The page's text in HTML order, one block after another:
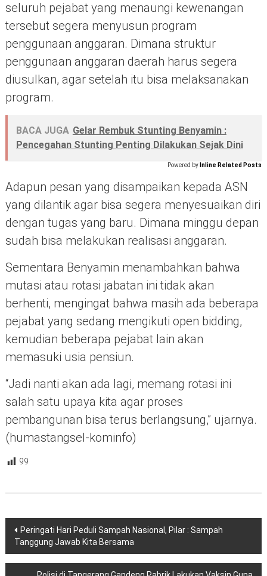
seluruh pejabat yang menaungi kewenangan
tersebut segera menyusun program
penggunaan anggaran. Dimana struktur
penggunaan anggaran daerah harus segera
diusulkan, agar setelah itu bisa melaksanakan
program.
BACA JUGA Gelar Rembuk Stunting Benyamin :
Pencegahan Stunting Penting Dilakukan Sejak Dini
Powered by Inline Related Posts
Adapun pesan yang disampaikan kepada ASN
yang dilantik agar bisa segera menyesuaikan diri
dengan tugas yang baru. Dimana minggu depan
sudah bisa melakukan realisasi anggaran.
Sementara Benyamin menambahkan bahwa
mutasi atau rotasi jabatan ini tidak akan
berhenti, mengingat bahwa masih ada beberapa
pejabat yang sedang mengikuti open bidding,
kemudian beberapa pejabat lain akan
memasuki usia pensiun.
“Jadi nanti akan ada lagi, memang rotasi ini
salah satu upaya kita agar proses
pembangunan bisa terus berlangsung,” ujarnya.
(humastangsel-kominfo)
99
Navigasi
pos
Peringati Hari Peduli Sampah Nasional, Pilar : Sampah
Tanggung Jawab Kita Bersama